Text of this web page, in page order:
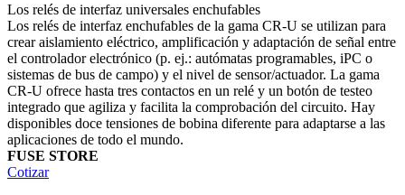
Los relés de interfaz universales enchufables
Los relés de interfaz enchufables de la gama CR-U se utilizan para
crear aislamiento eléctrico, amplificación y adaptación de señal entre
el controlador electrónico (p. ej.: autómatas programables, iPC o
sistemas de bus de campo) y el nivel de sensor/actuador. La gama
CR-U ofrece hasta tres contactos en un relé y un botón de testeo
integrado que agiliza y facilita la comprobación del circuito. Hay
disponibles doce tensiones de bobina diferente para adaptarse a las
aplicaciones de todo el mundo.
FUSE STORE
Cotizar